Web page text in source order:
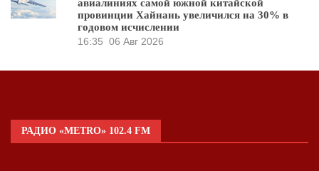
авиалиниях самой южной китайской
провинции Хайнань увеличился на 30% в
годовом исчислении
16:35 06 Авг 2026
РАДИО «METRO» 102.4 FM